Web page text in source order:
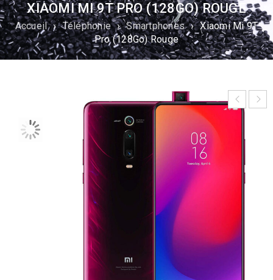
XIAOMI MI 9T PRO (128GO) ROUGE
Accueil › Téléphonie › Smartphones › Xiaomi Mi 9T
Pro (128Go) Rouge